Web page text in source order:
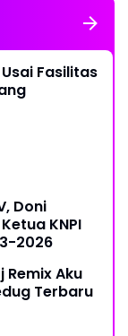
Fasilitas
Doni
KNPI
2026
Remix Aku
Terbaru